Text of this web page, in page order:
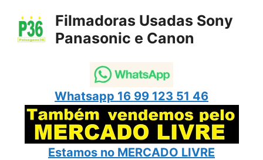
para
Filmadoras Usadas Sony
Panasonic e Canon
Whatsapp 16 99 123 51 46
Estamos no MERCADO LIVRE